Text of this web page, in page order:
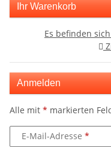
Ihr Warenkorb
Es befinden
Anmelden
Alle mit * markierten
E-Mail-Adresse